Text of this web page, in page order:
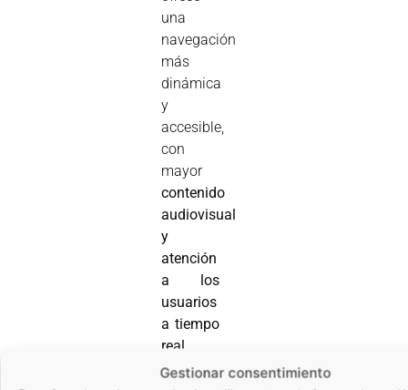
Gestionar consentimiento
una
navegación
más
dinámica
y
accesible,
con
mayor
contenido
audiovisual
y
atención
a los
usuarios
a tiempo
real.
Ahora